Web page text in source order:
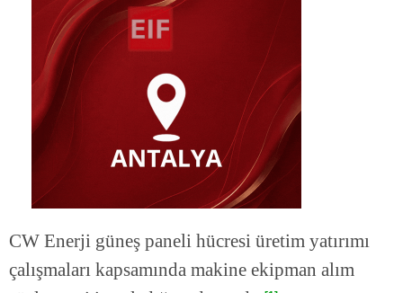
CW Enerji güneş paneli hücresi üretim yatırımı
çalışmaları kapsamında makine ekipman alım